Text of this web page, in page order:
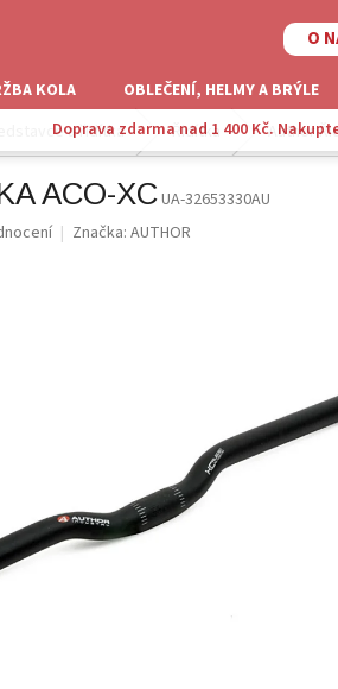
Doprava zdarma nad 1 400 Kč.
O
KOLA OBLEČENÍ, HELMY A BRÝLE
a řidítka Řidítka Author
ACO-XCUA-32653330AU
Značka: AUTHOR